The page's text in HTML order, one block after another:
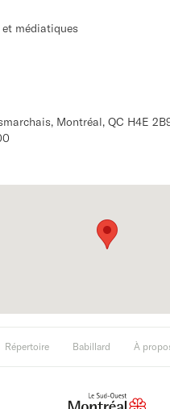
médiatiques
Montréal, QC H4E
Répertoire Babillard À